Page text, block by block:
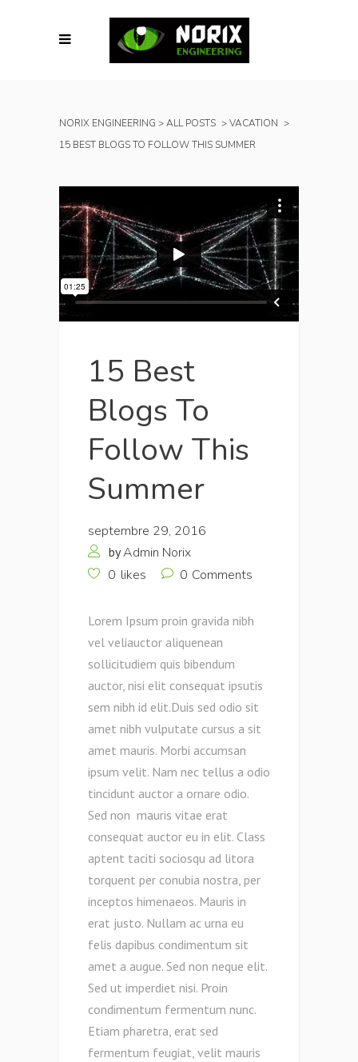
NORIX ENGINEERING >ALL POSTS >VACATION >
15 BEST BLOGS TO FOLLOW THIS SUMMER
15 Best
Blogs To
Follow This
Summer
septembre 29, 2016
byAdmin Norix
0 likes 0 Comments
Lorem Ipsum proin gravida nibh
vel veliauctor aliquenean
sollicitudiem quis bibendum
auctor, nisi elit consequat ipsutis
sem nibh id elit.Duis sed odio sit
amet nibh vulputate cursus a sit
amet mauris. Morbi accumsan
ipsum velit. Nam nec tellus a odio
tincidunt auctor a ornare odio.
Sed non mauris vitae erat
consequat auctor eu in elit. Class
aptent taciti sociosqu ad litora
torquent per conubia nostra, per
inceptos himenaeos. Mauris in
erat justo. Nullam ac urna eu
felis dapibus condimentum sit
amet a augue. Sed non neque elit.
Sed ut imperdiet nisi. Proin
condimentum fermentum nunc.
Etiam pharetra, erat sed
fermentum feugiat, velit mauris